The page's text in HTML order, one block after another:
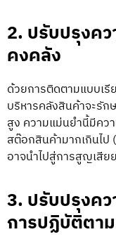
2. ปรับปรุงค
คงคลัง
ด้วยการติดตามแบบเรี
บริหารคลังสินค้าจะรั
สูง ความแม่นยำนี้มีคว
สต๊อกสินค้ามากเกินไป
อาจนำไปสู่การสูญเสีย
3. ปรับปรุงคว
การปฏิบัติตา